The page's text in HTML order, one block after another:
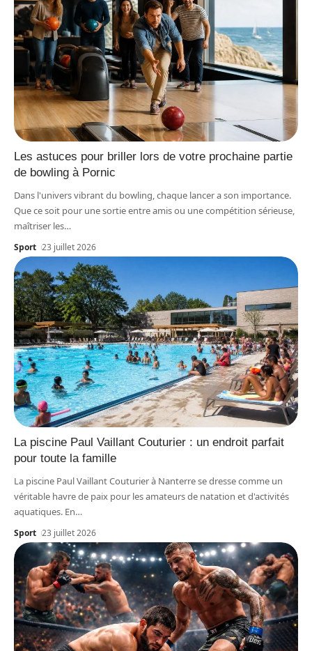
Les astuces pour briller lors de votre prochaine partie
de bowling à Pornic
Dans l'univers vibrant du bowling, chaque lancer a son importance.
Que ce soit pour une sortie entre amis ou une compétition sérieuse,
maîtriser les…
Sport 23 juillet 2026
La piscine Paul Vaillant Couturier : un endroit parfait
pour toute la famille
La piscine Paul Vaillant Couturier à Nanterre se dresse comme un
véritable havre de paix pour les amateurs de natation et d'activités
aquatiques. En…
Sport 23 juillet 2026